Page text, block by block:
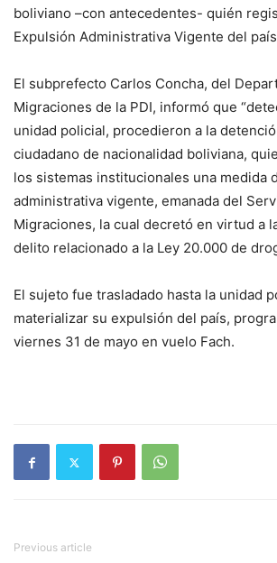
boliviano –con antecedentes- quién
Expulsión Administrativa Vigente del
El subprefecto Carlos Concha, del
Migraciones de la PDI, informó que
unidad policial, procedieron a la
ciudadano de nacionalidad boliviana,
los sistemas institucionales una medida
administrativa vigente, emanada del
Migraciones, la cual decretó en virtud a
delito relacionado a la Ley 20.000 de
El sujeto fue trasladado hasta la unidad
materializar su expulsión del país,
viernes 31 de mayo en vuelo Fach.
Previous article